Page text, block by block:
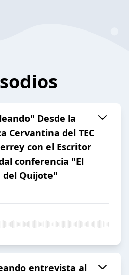
Desde la
Cervantina del TEC
con el Escritor
conferencia "El
del Quijote"
entrevista al